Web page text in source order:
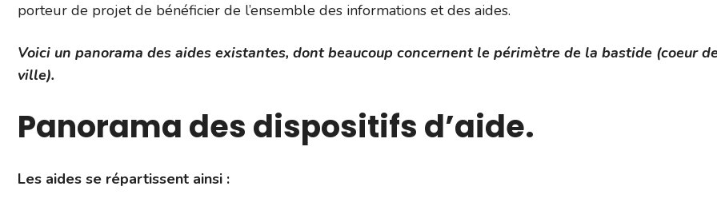
porteur de projet de bénéficier de l’ensemble des informations et des aides.
Voici un panorama des aides existantes, dont beaucoup concernent le périmètre de la bastide (coeur
ville).
Panorama des dispositifs d’aide.
Les aides se répartissent ainsi :